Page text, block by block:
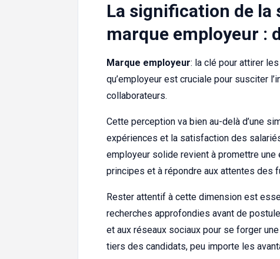
La signification de la
marque employeur :
Marque employeur: la clé pour attirer
qu’employeur est cruciale pour susciter
collaborateurs.
Cette perception va bien au-delà d’une
expériences et la satisfaction des
employeur solide revient à promettre
principes et à répondre aux attentes des
Rester attentif à cette dimension est
recherches approfondies avant de
et aux réseaux sociaux pour se forger
tiers des candidats, peu importe les